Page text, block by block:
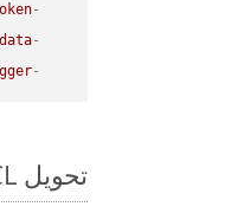
-
-
-
تحويل OTT Files to PCL بسيط على SDK Curl